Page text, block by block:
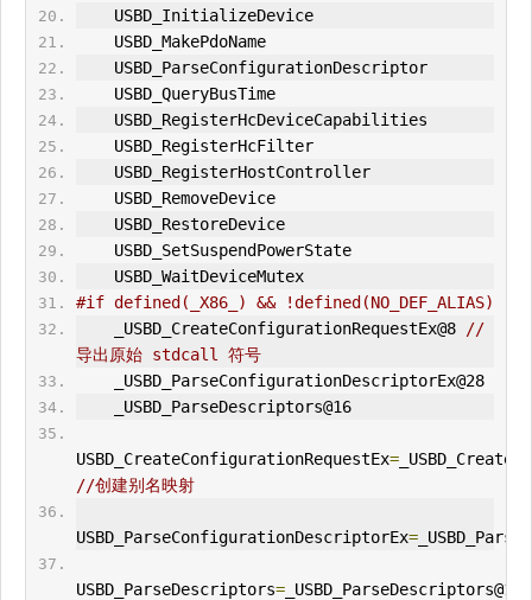
    USBD_InitializeDevice
    USBD_MakePdoName
    USBD_ParseConfigurationDescriptor
    USBD_QueryBusTime
    USBD_RegisterHcDeviceCapabilities
    USBD_RegisterHcFilter
    USBD_RegisterHostController
    USBD_RemoveDevice
    USBD_RestoreDevice
    USBD_SetSuspendPowerState
    USBD_WaitDeviceMutex
#if defined(_X86_) && !defined(NO_DEF_ALIAS)
    _USBD_CreateConfiguration
RequestEx@8
//
导出原始 stdcall 符号
    _USBD_ParseConfigurationDescriptorEx@28
    _USBD_ParseDescriptors@16
USBD_CreateConfigurationRequestEx=
//创建别名映射
USBD_ParseConfigurationDescriptorEx=
USBD_ParseDescriptors=_USBD_ParseDescriptors@16